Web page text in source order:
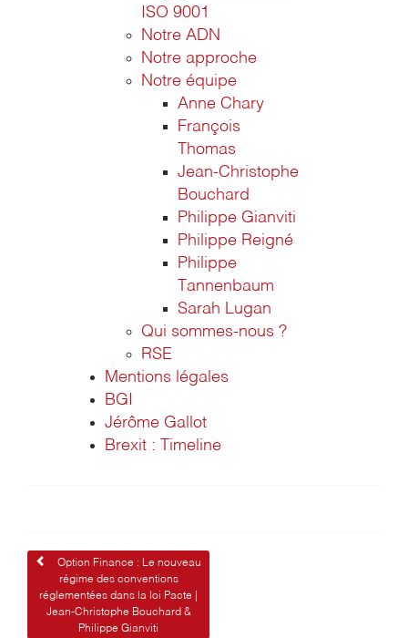
ISO 9001
Notre ADN
Notre approche
Notre équipe
Anne Chary
François
Thomas
Jean-Christophe
Bouchard
Philippe Gianviti
Philippe Reigné
Philippe
Tannenbaum
Sarah Lugan
Qui sommes-nous ?
RSE
Mentions légales
BGI
Jérôme Gallot
Brexit : Timeline
Navigation
de
l’article
Option Finance : Le nouveau
régime des conventions
réglementées dans la loi Pacte |
Jean-Christophe Bouchard &
Philippe Gianviti